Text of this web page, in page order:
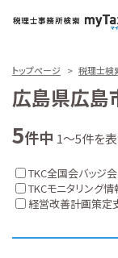
トップページ 税理士検
広島県広島
5件中 1～5件を
TKC全国会バッジ
TKCモニタリング
経営改善計画策定